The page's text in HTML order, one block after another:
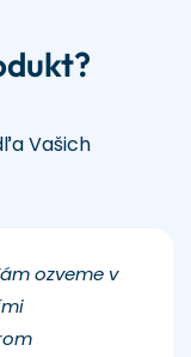
Vašich
ozveme v